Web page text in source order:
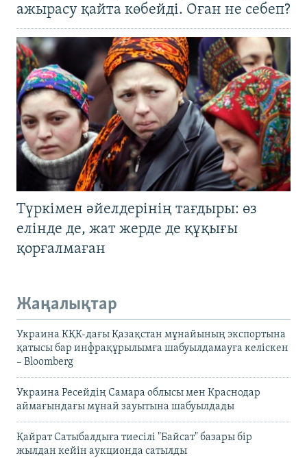
ажырасу қайта көбейді. Оған не себеп?
Түркімен әйелдерінің тағдыры: өз
елінде де, жат жерде де құқығы
қорғалмаған
Жаңалықтар
Украина КҚК-дағы Қазақстан мұнайының экспортына
қатысы бар инфрақұрылымға шабуылдамауға келіскен
– Bloomberg
Украина Ресейдің Самара облысы мен Краснодар
аймағындағы мұнай зауытына шабуылдады
Қайрат Сатыбалдыға тиесілі "Байсат" базары бір
жылдан кейін аукционда сатылды